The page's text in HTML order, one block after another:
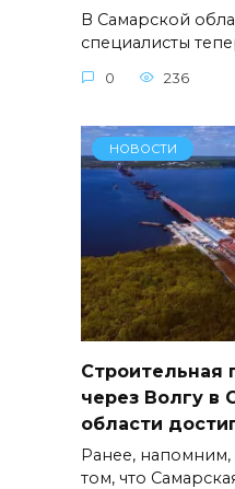
В Самарской
специалисты
0 236
НОВОСТИ
Строительная
через Волгу в
области
Ранее, напомним,
том, что